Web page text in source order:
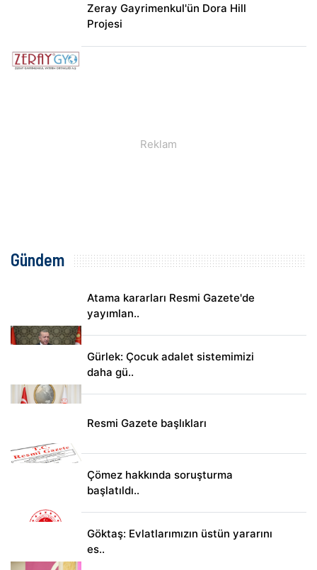
Zeray Gayrimenkul'ün Dora Hill
Projesi
Gündem
Atama kararları Resmi Gazete'de
yayımlan..
Gürlek: Çocuk adalet sistemimizi
daha gü..
Resmi Gazete başlıkları
Çömez hakkında soruşturma
başlatıldı..
Göktaş: Evlatlarımızın üstün yararını
es..